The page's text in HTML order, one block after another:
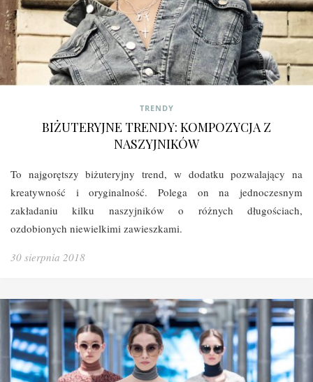
TRENDY
BIŻUTERYJNE TRENDY: KOMPOZYCJA Z
NASZYJNIKÓW
To najgorętszy biżuteryjny trend, w dodatku pozwalający na
kreatywność i oryginalność. Polega on na jednoczesnym
zakładaniu kilku naszyjników o różnych długościach,
ozdobionych niewielkimi zawieszkami.
30 sierpnia 2018